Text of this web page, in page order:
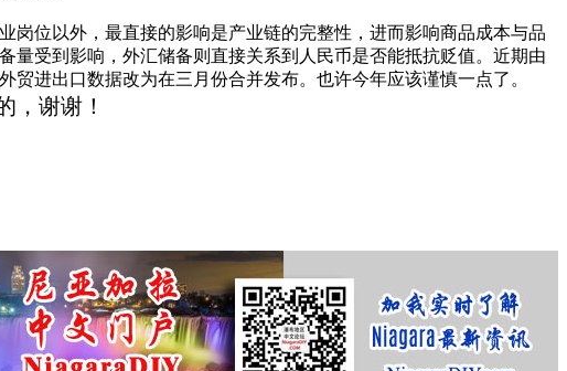
岗位以外，最直接的影响是产业链的完整性，进而影响商品成本与品
量受到影响，外汇储备则直接关系到人民币是否能抵抗贬值。近期由
贸进出口数据改为在三月份合并发布​。​也许今年应该谨慎一点了。
，谢谢！